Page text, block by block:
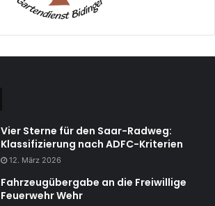
Vier Sterne für den Saar-Radweg:
Klassifizierung nach ADFC-Kriterien
12. März 2026
Fahrzeugübergabe an die Freiwillige
Feuerwehr Wehr